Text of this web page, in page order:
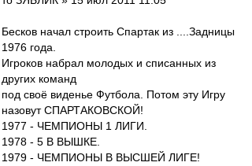
Бесков начал строить Спартак из ....Задницы
1976 года.
Игроков набрал молодых и списанных из
других команд
под своё виденье Футбола. Потом эту Игру
назовут СПАРТАКОВСКОЙ!
1977 - ЧЕМПИОНЫ 1 ЛИГИ.
1978 - 5 В ВЫШКЕ.
1979 - ЧЕМПИОНЫ В ВЫСШЕЙ ЛИГЕ!